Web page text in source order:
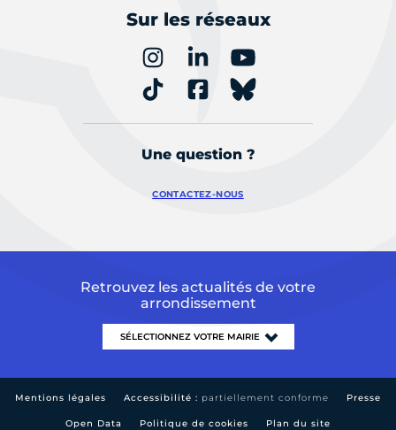
Sur les réseaux
Une question ?
CONTACTEZ-NOUS
Retrouvez les actualités de votre
arrondissement
Mentions légales Accessibilité : partiellement conforme Presse
Open Data Politique de cookies Plan du site